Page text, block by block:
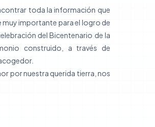
toda la información que
importante para el logro de
del Bicentenario de la
construido, a través de
por nuestra querida tierra, nos